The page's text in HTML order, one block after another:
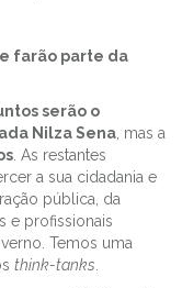
farão parte da
serão o
Nilza Sena , mas a
. As restantes
a sua cidadania e
pública, da
e profissionais
Temos uma
think-tanks